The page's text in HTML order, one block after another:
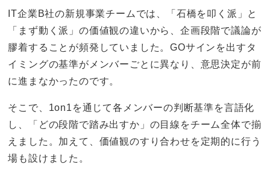
IT企業B社の新規事業チームでは、「石橋を叩く派」と
「まず動く派」の価値観の違いから、企画段階で議論が
膠着することが頻発していました。GOサインを出すタ
イミングの基準がメンバーごとに異なり、意思決定が前
に進まなかったのです。
そこで、1on1を通じて各メンバーの判断基準を言語化
し、「どの段階で踏み出すか」の目線をチーム全体で揃
えました。加えて、価値観のすり合わせを定期的に行う
場も設けました。